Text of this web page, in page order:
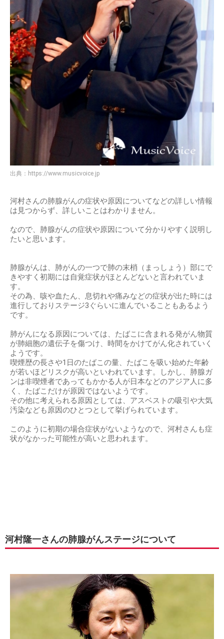
出典： https://www.musicvoice.jp
河村さんの肺腺がんの症状や原因についてなどの詳しい情報
は見つからず、詳しいことはわかりません。
なので、肺腺がんの症状や原因について分かりやすく説明し
たいと思います。
肺腺がんは、肺がんの一つで肺の末梢（まっしょう）部にで
きやすく初期には自覚症状がほとんどないと言われていま
す。
その為、咳や血たん、息切れや痛みなどの症状が出た時には
進行しておりステージ3ぐらいに進んでいることもあるよう
です。
肺がんになる原因については、たばこに含まれる発がん物質
が肺細胞の遺伝子を傷つけ、時間をかけてがん化されていく
ようです。
喫煙歴の長さや1日のたばこの量、たばこを吸い始めた年齢
が若いほどリスクが高いといわれています。しかし、肺腺ガ
ンは非喫煙者であってもかかる人が日本などのアジア人に多
く、たばこだけが原因ではないようです。
その他に考えられる原因としては、アスベストの吸引や大気
汚染なども原因のひとつとして挙げられています。
このように初期の場合症状がないようなので、河村さんも症
状がなかった可能性が高いと思われます。
河村隆一さんの肺腺がんステージについて